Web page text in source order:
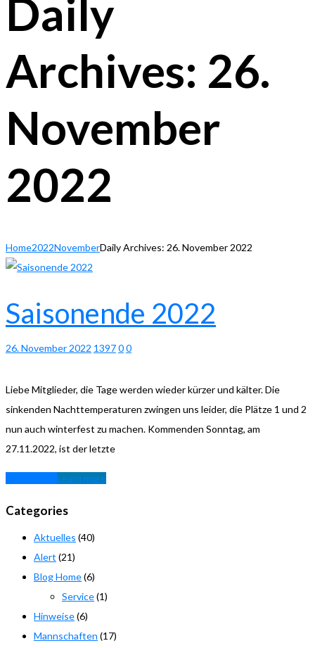
Daily
Archives: 26.
November
2022
Home2022NovemberDaily Archives: 26. November 2022
Saisonende 2022
26. November 2022 139700
Liebe Mitglieder, die Tage werden wieder kürzer und kälter. Die
sinkenden Nachttemperaturen zwingen uns leider, die Plätze 1 und 2
nun auch winterfest zu machen. Kommenden Sonntag, am
27.11.2022, ist der letzte
Learn more
Categories
Aktuelles (40)
Alert (21)
Blog Home(6)
Service(1)
Hinweise(6)
Mannschaften (17)